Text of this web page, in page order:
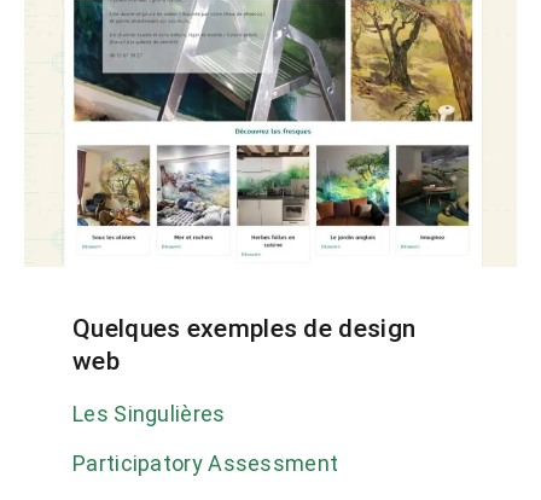
Quelques exemples de design
web
Les Singulières
Participatory Assessment